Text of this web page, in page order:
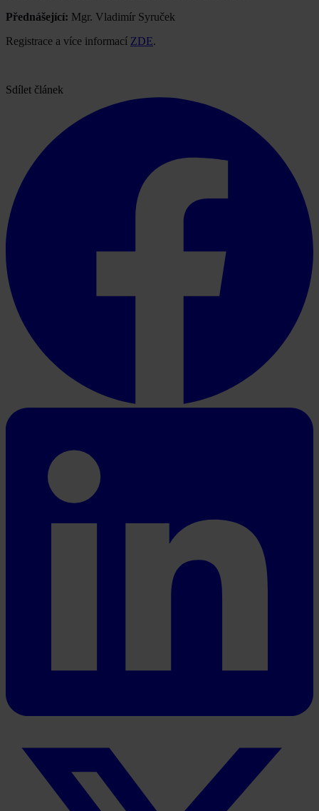
Přednášející: Mgr. Vladimír Syruček
Registrace a více informací ZDE.
Sdílet článek